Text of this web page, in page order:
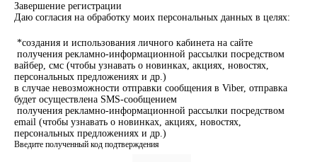
Завершение регистрации
Даю согласия на обработку моих персональных данных в целях:
*создания и использования личного кабинета на сайте
получения рекламно-информационной рассылки посредством
вайбер, смс (чтобы узнавать о новинках, акциях, новостях,
персональных предложениях и др.)
в случае невозможности отправки сообщения в Viber, отправка
будет осуществлена SMS-сообщением
получения рекламно-информационной рассылки посредством
email (чтобы узнавать о новинках, акциях, новостях,
персональных предложениях и др.)
Введите полученный код подтверждения